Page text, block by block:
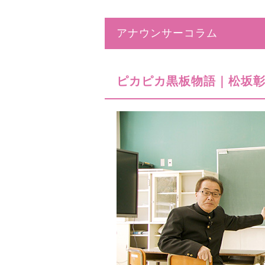
アナウンサーコラム
ピカピカ黒板物語｜松坂